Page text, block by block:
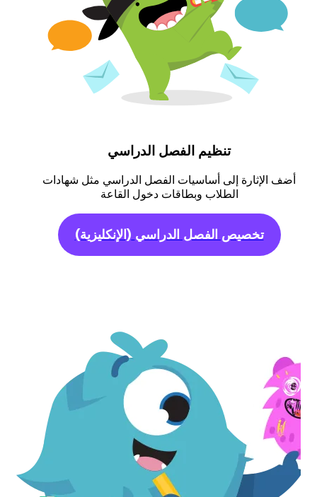
تنظيم الفصل الدراسي
أضف الإثارة إلى أساسيات الفصل الدراسي مثل شهادات
الطلاب وبطاقات دخول القاعة
تخصيص الفصل الدراسي (الإنكليزية)